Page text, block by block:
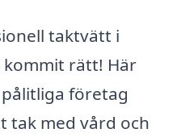
taktvätt i
kommit rätt! Här
företag
tak med vård och